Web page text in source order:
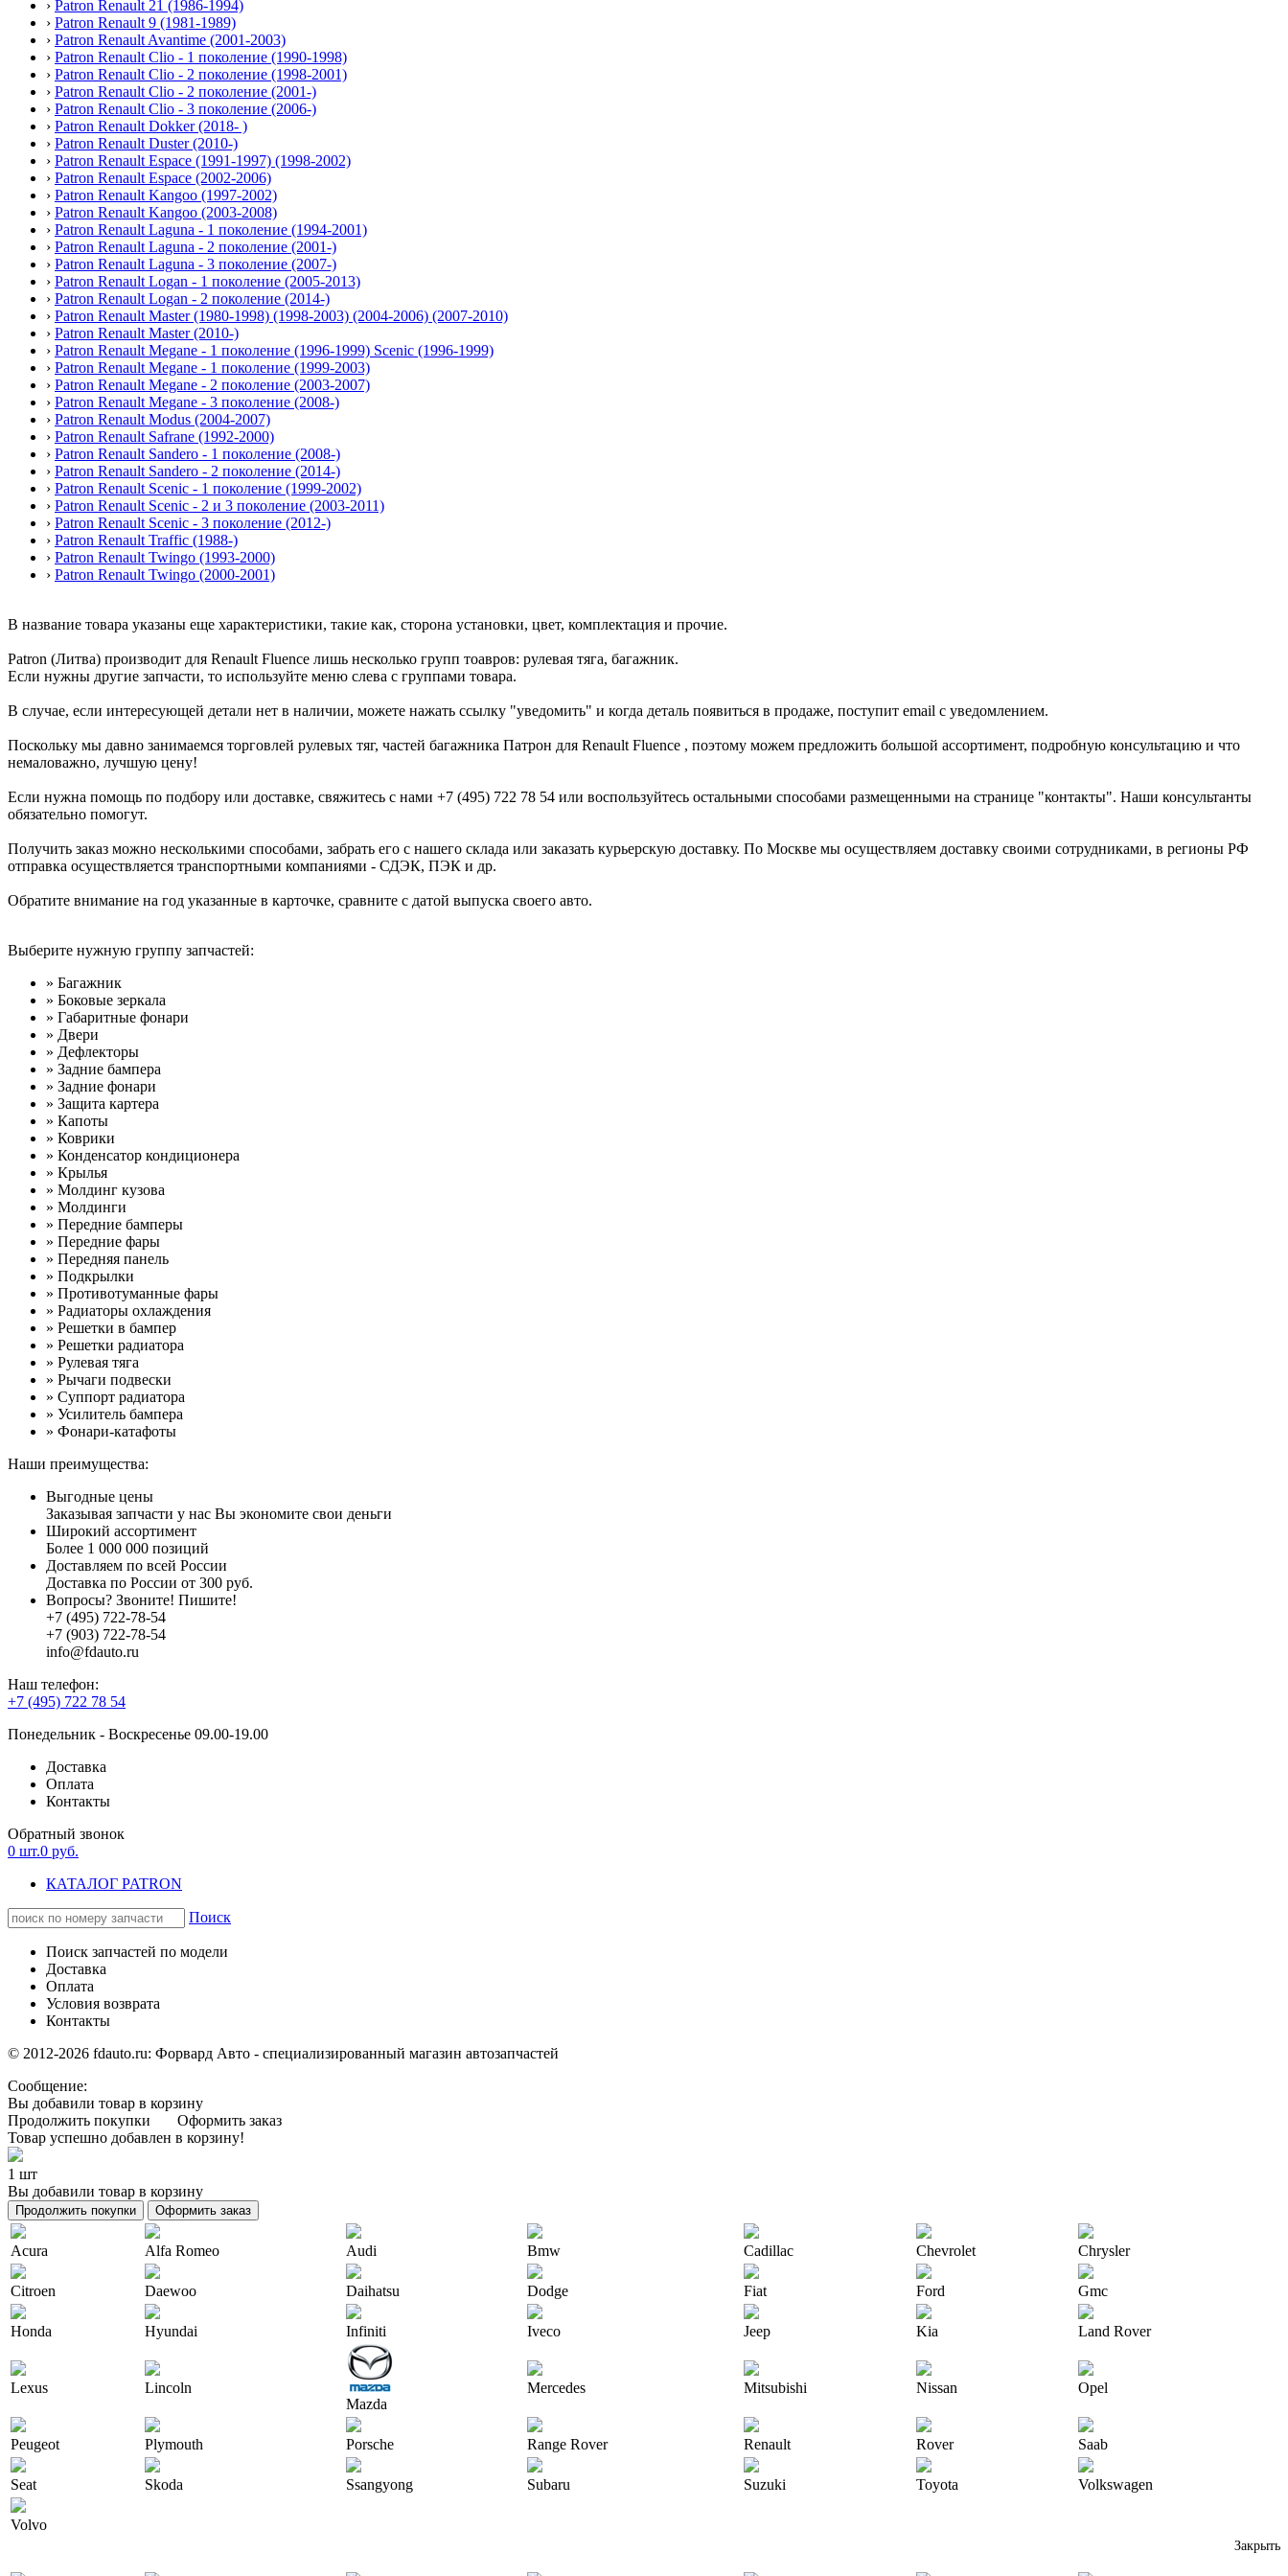
› Patron Renault 21 (1986-1994)
› Patron Renault 9 (1981-1989)
› Patron Renault Avantime (2001-2003)
› Patron Renault Clio - 1 поколение (1990-1998)
› Patron Renault Clio - 2 поколение (1998-2001)
› Patron Renault Clio - 2 поколение (2001-)
› Patron Renault Clio - 3 поколение (2006-)
› Patron Renault Dokker (2018- )
› Patron Renault Duster (2010-)
› Patron Renault Espace (1991-1997) (1998-2002)
› Patron Renault Espace (2002-2006)
› Patron Renault Kangoo (1997-2002)
› Patron Renault Kangoo (2003-2008)
› Patron Renault Laguna - 1 поколение (1994-2001)
› Patron Renault Laguna - 2 поколение (2001-)
› Patron Renault Laguna - 3 поколение (2007-)
› Patron Renault Logan - 1 поколение (2005-2013)
› Patron Renault Logan - 2 поколение (2014-)
› Patron Renault Master (1980-1998) (1998-2003) (2004-2006) (2007-2010)
› Patron Renault Master (2010-)
› Patron Renault Megane - 1 поколение (1996-1999) Scenic (1996-1999)
› Patron Renault Megane - 1 поколение (1999-2003)
› Patron Renault Megane - 2 поколение (2003-2007)
› Patron Renault Megane - 3 поколение (2008-)
› Patron Renault Modus (2004-2007)
› Patron Renault Safrane (1992-2000)
› Patron Renault Sandero - 1 поколение (2008-)
› Patron Renault Sandero - 2 поколение (2014-)
› Patron Renault Scenic - 1 поколение (1999-2002)
› Patron Renault Scenic - 2 и 3 поколение (2003-2011)
› Patron Renault Scenic - 3 поколение (2012-)
› Patron Renault Traffic (1988-)
› Patron Renault Twingo (1993-2000)
› Patron Renault Twingo (2000-2001)
В название товара указаны еще характеристики, такие как, сторона установки, цвет, комплектация и прочие.
Patron (Литва) производит для Renault Fluence лишь несколько групп тоавров: рулевая тяга, багажник.
Если нужны другие запчасти, то используйте меню слева с группами товара.
В случае, если интересующей детали нет в наличии, можете нажать ссылку "уведомить" и когда деталь появиться в продаже, поступит email с уведомлением.
Поскольку мы давно занимаемся торговлей рулевых тяг, частей багажника Патрон для Renault Fluence , поэтому можем предложить большой ассортимент, подробную консультацию и что
немаловажно, лучшую цену!
Если нужна помощь по подбору или доставке, свяжитесь с нами +7 (495) 722 78 54 или воспользуйтесь остальными способами размещенными на странице "контакты". Наши консультанты
обязательно помогут.
Получить заказ можно несколькими способами, забрать его с нашего склада или заказать курьерскую доставку. По Москве мы осуществляем доставку своими сотрудниками, в регионы РФ
отправка осуществляется транспортными компаниями - СДЭК, ПЭК и др.
Обратите внимание на год указанные в карточке, сравните с датой выпуска своего авто.
Выберите нужную группу запчастей:
» Багажник
» Боковые зеркала
» Габаритные фонари
» Двери
» Дефлекторы
» Задние бампера
» Задние фонари
» Защита картера
» Капоты
» Коврики
» Конденсатор кондиционера
» Крылья
» Молдинг кузова
» Молдинги
» Передние бамперы
» Передние фары
» Передняя панель
» Подкрылки
» Противотуманные фары
» Радиаторы охлаждения
» Решетки в бампер
» Решетки радиатора
» Рулевая тяга
» Рычаги подвески
» Суппорт радиатора
» Усилитель бампера
» Фонари-катафоты
Наши преимущества:
Выгодные цены
Заказывая запчасти у нас Вы экономите свои деньги
Широкий ассортимент
Более 1 000 000 позиций
Доставляем по всей России
Доставка по России от 300 руб.
Вопросы? Звоните! Пишите!
+7 (495) 722-78-54
+7 (903) 722-78-54
info@fdauto.ru
Наш телефон:
+7 (495) 722 78 54
Понедельник - Воскресенье 09.00-19.00
Доставка
Оплата
Контакты
Обратный звонок
0 шт.0 руб.
КАТАЛОГ PATRON
Поиск
Поиск запчастей по модели
Доставка
Оплата
Условия возврата
Контакты
© 2012-2026 fdauto.ru: Форвард Авто - специализированный магазин автозапчастей
Сообщение:
Вы добавили товар в корзину
Продолжить покупки
Оформить заказ
Товар успешно добавлен в корзину!
1 шт
Вы добавили товар в корзину
Продолжить покупки Оформить заказ
Acura Alfa Romeo Audi Bmw Cadillac Chevrolet Chrysler
Citroen Daewoo Daihatsu Dodge Fiat Ford Gmc
Honda Hyundai Infiniti Iveco Jeep Kia Land Rover
Lexus
Lincoln
Mazda
Mercedes Mitsubishi Nissan Opel
Peugeot Plymouth Porsche Range Rover Renault Rover Saab
Seat Skoda Ssangyong Subaru Suzuki Toyota Volkswagen
Volvo
Закрыть